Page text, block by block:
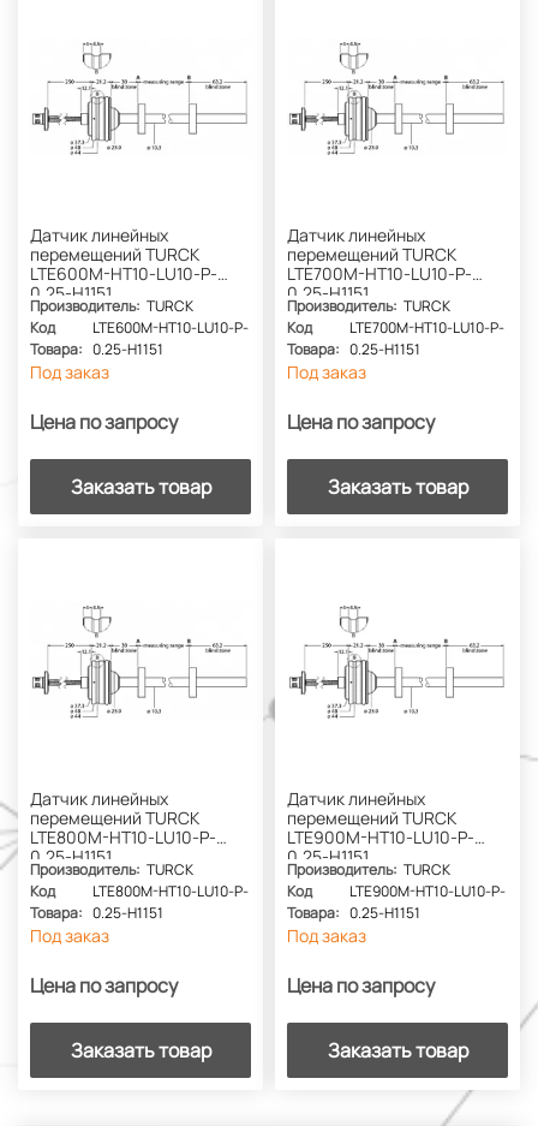
Датчик линейных
перемещений TURCK
LTE600M-HT10-LU10-P-
0.25-H1151
Производитель: TURCK
Код
Товара:
LTE600M-HT10-LU10-P-
0.25-H1151
Под заказ
Цена по запросу
Заказать товар
Датчик линейных
перемещений TURCK
LTE700M-HT10-LU10-P-
0.25-H1151
Производитель: TURCK
Код
Товара:
LTE700M-HT10-LU10-P-
0.25-H1151
Под заказ
Цена по запросу
Заказать товар
Датчик линейных
перемещений TURCK
LTE800M-HT10-LU10-P-
0.25-H1151
Производитель: TURCK
Код
Товара:
LTE800M-HT10-LU10-P-
0.25-H1151
Под заказ
Цена по запросу
Заказать товар
Датчик линейных
перемещений TURCK
LTE900M-HT10-LU10-P-
0.25-H1151
Производитель: TURCK
Код
Товара:
LTE900M-HT10-LU10-P-
0.25-H1151
Под заказ
Цена по запросу
Заказать товар